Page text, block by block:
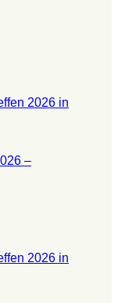
–